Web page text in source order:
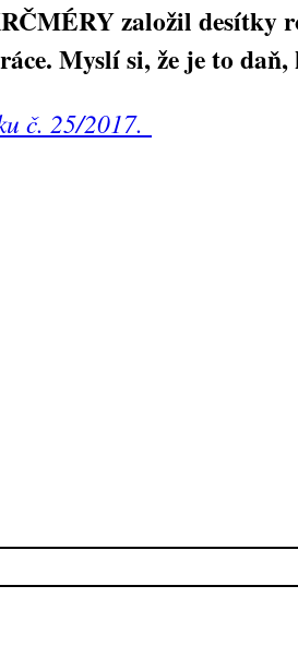
založil desítky
Myslí si, že je to
č. 25/2017.